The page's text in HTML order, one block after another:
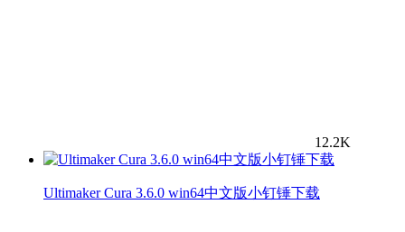
12.2K
Ultimaker Cura 3.6.0 win64中文版小钉锤下载